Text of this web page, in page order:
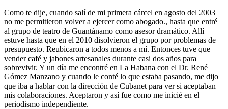
Como te dije, cuando salí de mi primera cárcel en agosto del 2003
no me permitieron volver a ejercer como abogado., hasta que entré
al grupo de teatro de Guantánamo como asesor dramático. Allí
estuve hasta que en el 2010 disolvieron el grupo por problemas de
presupuesto. Reubicaron a todos menos a mí. Entonces tuve que
vender café y jabones artesanales durante casi dos años para
sobrevivir. Y un día me encontré en La Habana con el Dr. René
Gómez Manzano y cuando le conté lo que estaba pasando, me dijo
que iba a hablar con la dirección de Cubanet para ver si aceptaban
mis colaboraciones. Aceptaron y así fue como me inicié en el
periodismo independiente.